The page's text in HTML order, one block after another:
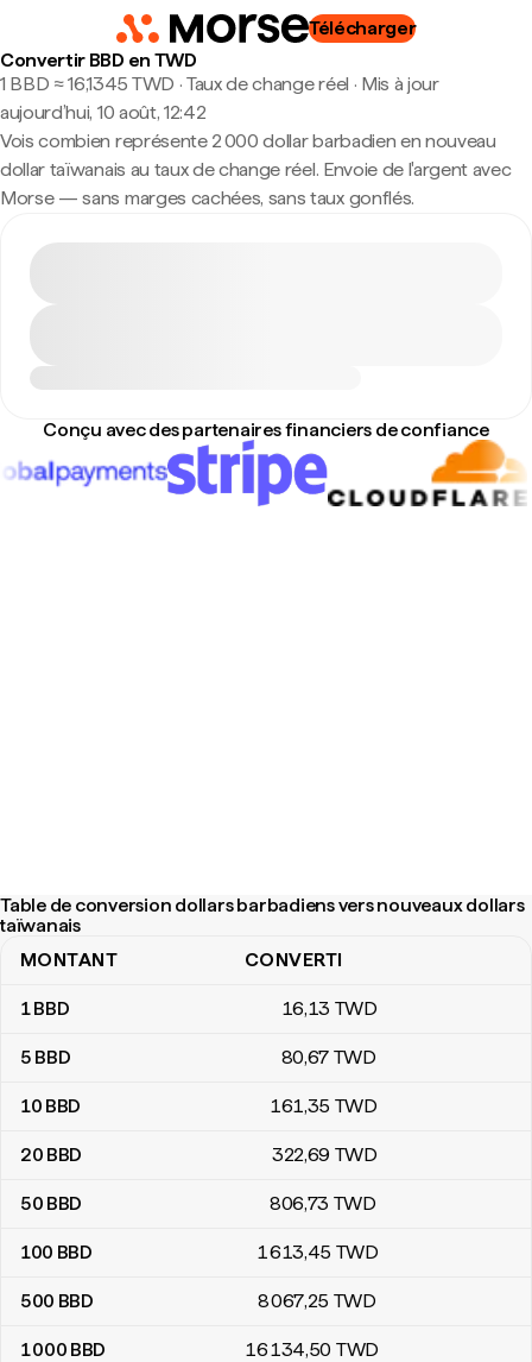
Télécharger
Convertir BBD en TWD
1 BBD ≈ 16,1345 TWD · Taux de change réel · Mis à jour
aujourd’hui, 10 août, 12:42
Vois combien représente 2 000 dollar barbadien en nouveau
dollar taïwanais au taux de change réel. Envoie de l'argent avec
Morse — sans marges cachées, sans taux gonflés.
Conçu avec des partenaires financiers de confiance
Table de conversion dollars barbadiens vers nouveaux dollars
taïwanais
Table de conversion dollars barbadiens vers nouveaux dollars
MONTANT CONVERTI
1BBD 16,13 TWD
5 BBD 80,67 TWD
10 BBD 161,35 TWD
20 BBD 322,69 TWD
50 BBD 806,73 TWD
100 BBD 1 613,45 TWD
500 BBD 8 067,25 TWD
1 000 BBD 16 134,50 TWD